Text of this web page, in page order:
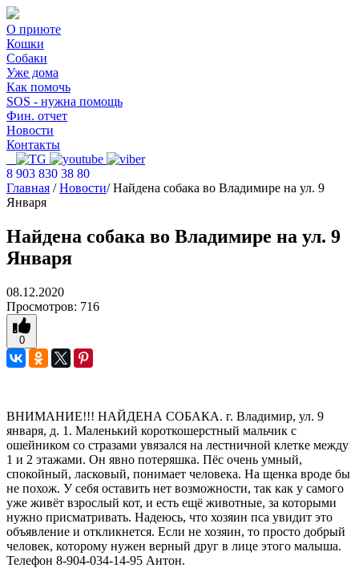
О приюте
Кошки
Собаки
Уже дома
Как помочь
SOS - нужна помощь
Фин. отчет
Новости
Контакты
8 903 830 38 80
Главная / Новости/Найдена собака во Владимире на ул. 9
Января
Найдена собака во Владимире на ул. 9
Января
08.12.2020
Просмотров: 716
0
ВНИМАНИЕ!!! НАЙДЕНА СОБАКА. г. Владимир, ул. 9
января, д. 1. Маленький короткошерстный мальчик с
ошейником со стразами увязался на лестничной клетке между
1 и 2 этажами. Он явно потеряшка. Пёс очень умный,
спокойный, ласковый, понимает человека. На щенка вроде бы
не похож. У себя оставить нет возможности, так как у самого
уже живёт взрослый кот, и есть ещё животные, за которыми
нужно присматривать. Надеюсь, что хозяин пса увидит это
объявление и откликнется. Если не хозяин, то просто добрый
человек, которому нужен верный друг в лице этого малыша.
Телефон 8-904-034-14-95 Антон.